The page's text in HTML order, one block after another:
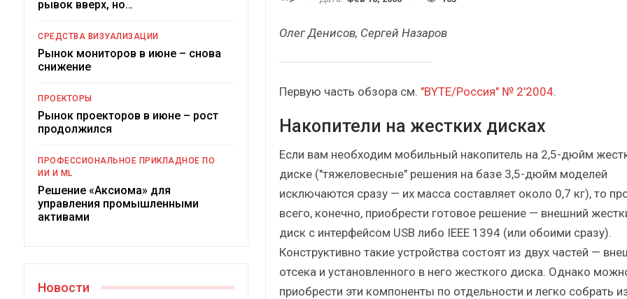
Олег Денисов, Сергей Назаров
Первую часть обзора см. "BYTE/Россия" № 2'2004.
Накопители на жестких дисках
Если вам необходим мобильный накопитель на 2,5-дюйм
диске ("тяжеловесные" решения на базе 3,5-дюйм моделей
исключаются сразу — их масса составляет около 0,7 кг), то
всего, конечно, приобрести готовое решение — внешний
диск с интерфейсом USB либо IEEE 1394 (или обоими сразу).
Конструктивно такие устройства состоят из двух частей —
отсека и установленного в него жесткого диска. Однако
приобрести эти компоненты по отдельности и легко собрать
рывок вверх, но…
СРЕДСТВА ВИЗУАЛИЗАЦИИ
Рынок мониторов в июне – снова
снижение
ПРОЕКТОРЫ
Рынок проекторов в июне – рост
продолжился
ПРОФЕССИОНАЛЬНОЕ ПРИКЛАДНОЕ ПО
ИИ И ML
Решение «Аксиома» для
управления промышленными
активами
Новости
Краткий статистический
российский рынок ИБП?
Итоги и Бестселлеры
ИБП
Отрасль ИБП в депрессии?
Самый успешный